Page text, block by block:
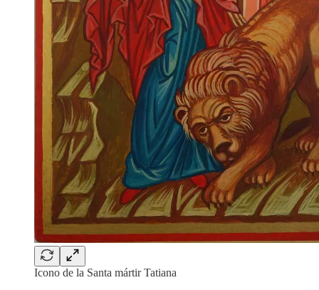
Icono de la Santa mártir Tatiana